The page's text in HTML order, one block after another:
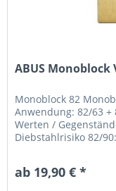
ABUS Monoblock
Monoblock 82
Anwendung: 82/63
Werten /
Diebstahlrisiko 82/
ab 19,90 € *